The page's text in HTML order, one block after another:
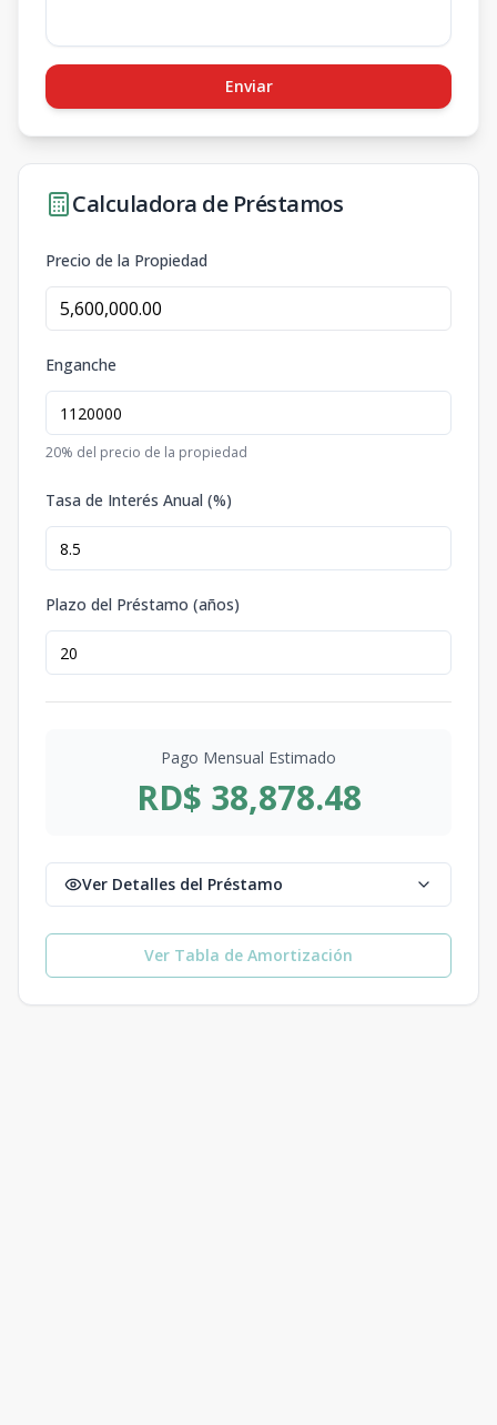
Enviar
Calculadora de Préstamos
Precio de la Propiedad
Enganche
20% del precio de la propiedad
Tasa de Interés Anual (%)
Plazo del Préstamo (años)
Pago Mensual Estimado
RD$ 38,878.48
Ver Detalles del Préstamo
Ver Tabla de Amortización